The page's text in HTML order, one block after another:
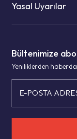
Bültenimize
Yeniliklerden
E-POSTA
Yasal Uyarılar